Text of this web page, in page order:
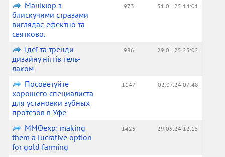
Манікюр з
блискучими стразами
виглядає ефектно та
святково.
973 31.01.25 14:01
Ідеї та тренди
дизайну нігтів гель-
лаком
986 29.01.25 23:02
Посоветуйте
хорошего специалиста
для установки зубных
протезов в Уфе
1147 02.07.24 07:48
MMOexp: making
them a lucrative option
for gold farming
1425 29.05.24 12:15